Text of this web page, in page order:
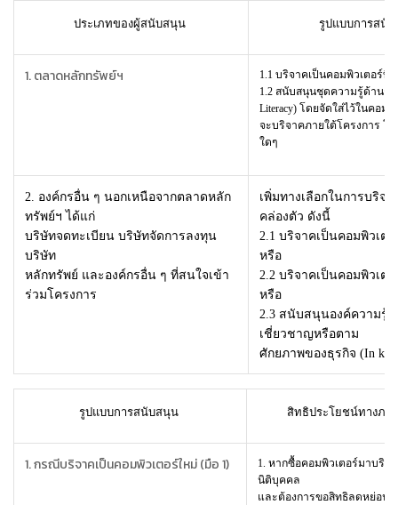
ประเภทของผู้สนับสนุน
รูปแบบการสนั
1. ตลาดหลักทรัพย์ฯ 1.1 บริจาคเป็นคอมพิวเตอร์ที่
1.2 สนับสนุนชุดความรู้ด้านการ
Literacy) โดยจัดใส่ไว้ในคอม
จะบริจาคภายใต้โครงการ โ
ใดๆ
2. องค์กรอื่น ๆ นอกเหนือจากตลาดหลัก
ทรัพย์ฯ ได้แก่
บริษัทจดทะเบียน บริษัทจัดการลงทุน
บริษัท
หลักทรัพย์ และองค์กรอื่น ๆ ที่สนใจเข้า
ร่วมโครงการ
เพิ่มทางเลือกในการบริจ
คล่องตัว ดังนี้
2.1 บริจาคเป็นคอมพิวเต
หรือ
2.2 บริจาคเป็นคอมพิวเต
หรือ
2.3 สนับสนุนองค์ความรู้
เชี่ยวชาญหรือตาม
ศักยภาพของธุรกิจ (In
รูปแบบการสนับสนุน สิทธิประโยชน์ทางภา
1. กรณีบริจาคเป็นคอมพิวเตอร์ใหม่ (มือ 1)
1. หากซื้อคอมพิวเตอร์มาบริจ
นิติบุคคล
และต้องการขอสิทธิลดหย่อน